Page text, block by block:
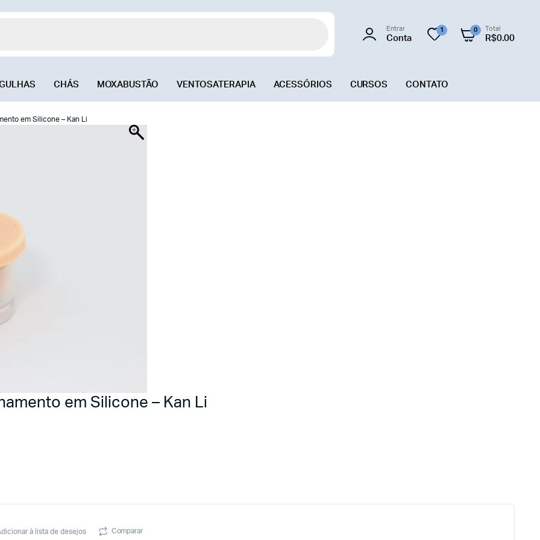
Entrar
Conta
1 0 Total
R$0.00
CHÁS MOXABUSTÃO VENTOSATERAPIA ACESSÓRIOS CURSOS CONTATO
em Silicone – Kan Li
em Silicone – Kan Li
à lista de desejos Comparar